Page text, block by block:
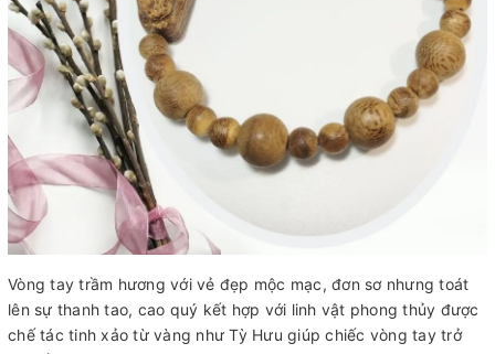
Vòng tay trầm hương với vẻ đẹp mộc mạc, đơn sơ nhưng toát
lên sự thanh tao, cao quý kết hợp với linh vật phong thủy được
chế tác tinh xảo từ vàng như Tỳ Hưu giúp chiếc vòng tay trở